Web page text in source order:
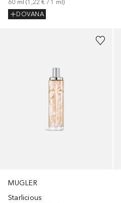
60 ml (1,22 € / 1 ml)
DOVANA
MUGLER
Starlicious